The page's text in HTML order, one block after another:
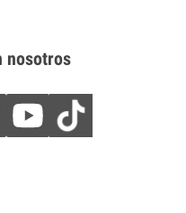
nosotros